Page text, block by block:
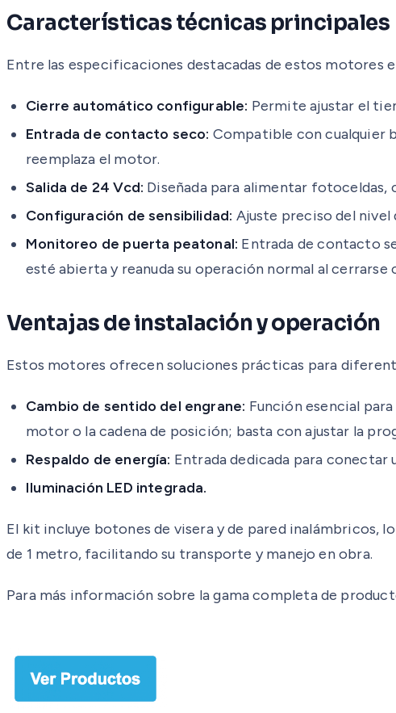
Características técnicas principales
Entre las especificaciones destacadas de estos motores
Cierre automático configurable: Permite ajustar el
Entrada de contacto seco: Compatible con cualquier
reemplaza el motor.
Salida de 24 Vcd: Diseñada para alimentar
Configuración de sensibilidad: Ajuste preciso del
Monitoreo de puerta peatonal: Entrada de contacto
esté abierta y reanuda su operación normal al
Ventajas de instalación y operación
Estos motores ofrecen soluciones prácticas para
Cambio de sentido del engrane: Función esencial
motor o la cadena de posición; basta con ajustar la
Respaldo de energía: Entrada dedicada para conectar
Iluminación LED integrada.
El kit incluye botones de visera y de pared inalámbricos,
de 1 metro, facilitando su transporte y manejo en obra.
Para más información sobre la gama completa de